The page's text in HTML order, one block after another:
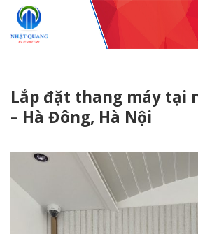
Skip
content
Lắp đặt thang máy tại
– Hà Đông, Hà Nội